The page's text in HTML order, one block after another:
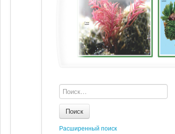
Поиск
Расширенный поиск